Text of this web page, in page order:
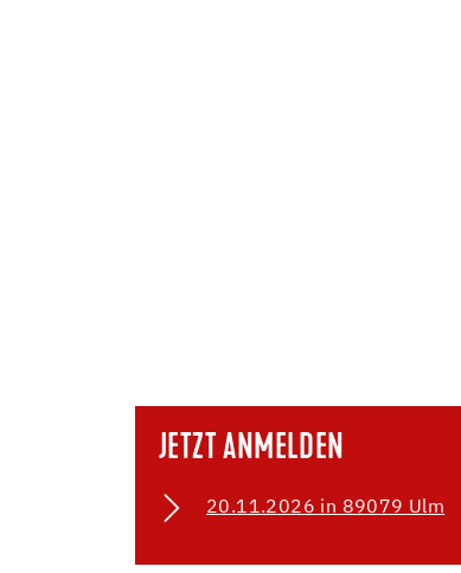
JETZT ANMELDEN
20.11.2026 in 89079 Ulm